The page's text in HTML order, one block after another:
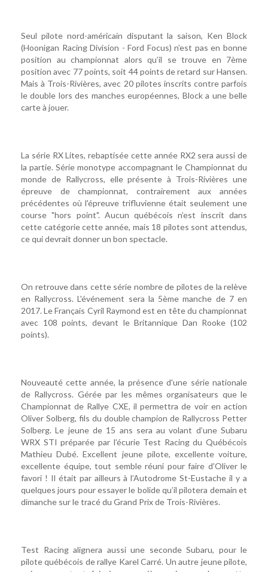
Seul pilote nord-américain disputant la saison, Ken Block
(Hoonigan Racing Division - Ford Focus) n’est pas en bonne
position au championnat alors qu’il se trouve en 7ème
position avec 77 points, soit 44 points de retard sur Hansen.
Mais à Trois-Rivières, avec 20 pilotes inscrits contre parfois
le double lors des manches européennes, Block a une belle
carte à jouer.
La série RX Lites, rebaptisée cette année RX2 sera aussi de
la partie. Série monotype accompagnant le Championnat du
monde de Rallycross, elle présente à Trois-Rivières une
épreuve de championnat, contrairement aux années
précédentes où l'épreuve trifluvienne était seulement une
course "hors point". Aucun québécois n’est inscrit dans
cette catégorie cette année, mais 18 pilotes sont attendus,
ce qui devrait donner un bon spectacle.
On retrouve dans cette série nombre de pilotes de la relève
en Rallycross. L'événement sera la 5ème manche de 7 en
2017. Le Français Cyril Raymond est en tête du championnat
avec 108 points, devant le Britannique Dan Rooke (102
points).
Nouveauté cette année, la présence d'une série nationale
de Rallycross. Gérée par les mêmes organisateurs que le
Championnat de Rallye CXE, il permettra de voir en action
Oliver Solberg, fils du double champion de Rallycross Petter
Solberg. Le jeune de 15 ans sera au volant d’une Subaru
WRX STI préparée par l’écurie Test Racing du Québécois
Mathieu Dubé. Excellent jeune pilote, excellente voiture,
excellente équipe, tout semble réuni pour faire d'Oliver le
favori ! Il était par ailleurs à l’Autodrome St-Eustache il y a
quelques jours pour essayer le bolide qu’il pilotera demain et
dimanche sur le tracé du Grand Prix de Trois-Rivières.
Test Racing alignera aussi une seconde Subaru, pour le
pilote québécois de rallye Karel Carré. Un autre jeune pilote,